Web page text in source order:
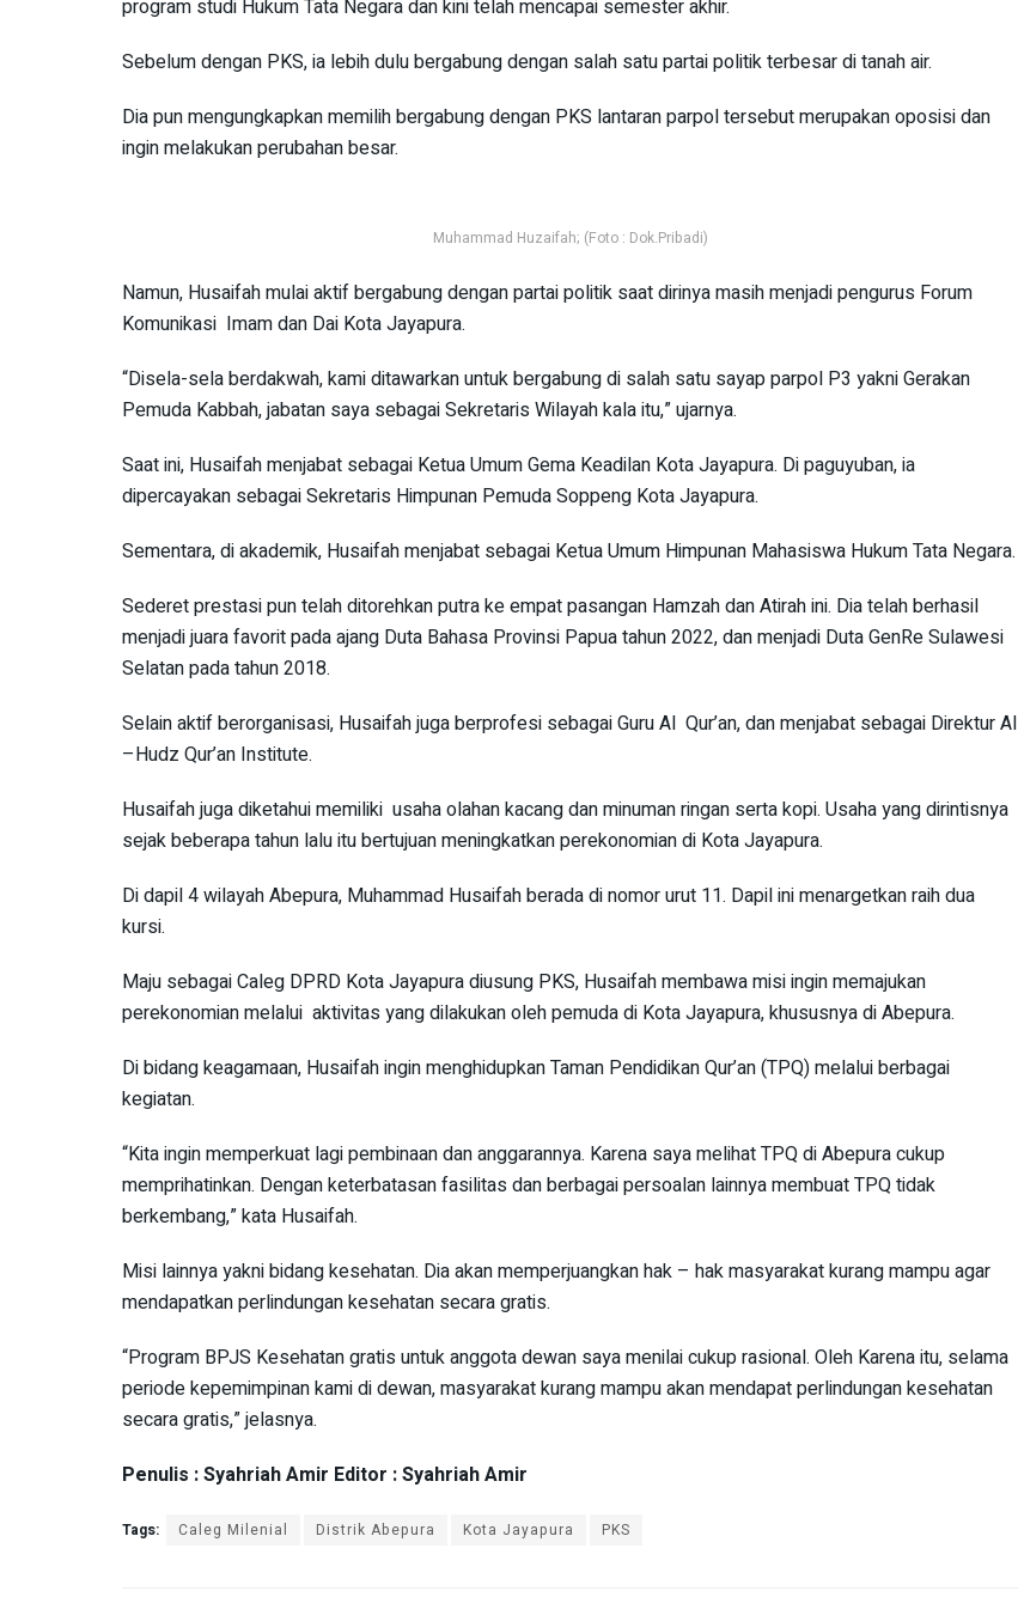
program studi Hukum Tata Negara dan kini telah mencapai semester akhir.
Sebelum dengan PKS, ia lebih dulu bergabung dengan salah satu partai politik terbesar di tanah air.
Dia pun mengungkapkan memilih bergabung dengan PKS lantaran parpol tersebut merupakan oposisi dan
ingin melakukan perubahan besar.
Muhammad Huzaifah; (Foto : Dok.Pribadi)
Namun, Husaifah mulai aktif bergabung dengan partai politik saat dirinya masih menjadi pengurus Forum
Komunikasi Imam dan Dai Kota Jayapura.
“Disela-sela berdakwah, kami ditawarkan untuk bergabung di salah satu sayap parpol P3 yakni Gerakan
Pemuda Kabbah, jabatan saya sebagai Sekretaris Wilayah kala itu,” ujarnya.
Saat ini, Husaifah menjabat sebagai Ketua Umum Gema Keadilan Kota Jayapura. Di paguyuban, ia
dipercayakan sebagai Sekretaris Himpunan Pemuda Soppeng Kota Jayapura.
Sementara, di akademik, Husaifah menjabat sebagai Ketua Umum Himpunan Mahasiswa Hukum Tata Negara.
Sederet prestasi pun telah ditorehkan putra ke empat pasangan Hamzah dan Atirah ini. Dia telah berhasil
menjadi juara favorit pada ajang Duta Bahasa Provinsi Papua tahun 2022, dan menjadi Duta GenRe Sulawesi
Selatan pada tahun 2018.
Selain aktif berorganisasi, Husaifah juga berprofesi sebagai Guru Al Qur’an, dan menjabat sebagai Direktur Al
–Hudz Qur’an Institute.
Husaifah juga diketahui memiliki usaha olahan kacang dan minuman ringan serta kopi. Usaha yang dirintisnya
sejak beberapa tahun lalu itu bertujuan meningkatkan perekonomian di Kota Jayapura.
Di dapil 4 wilayah Abepura, Muhammad Husaifah berada di nomor urut 11. Dapil ini menargetkan raih dua
kursi.
Maju sebagai Caleg DPRD Kota Jayapura diusung PKS, Husaifah membawa misi ingin memajukan
perekonomian melalui aktivitas yang dilakukan oleh pemuda di Kota Jayapura, khususnya di Abepura.
Di bidang keagamaan, Husaifah ingin menghidupkan Taman Pendidikan Qur’an (TPQ) melalui berbagai
kegiatan.
“Kita ingin memperkuat lagi pembinaan dan anggarannya. Karena saya melihat TPQ di Abepura cukup
memprihatinkan. Dengan keterbatasan fasilitas dan berbagai persoalan lainnya membuat TPQ tidak
berkembang,” kata Husaifah.
Misi lainnya yakni bidang kesehatan. Dia akan memperjuangkan hak – hak masyarakat kurang mampu agar
mendapatkan perlindungan kesehatan secara gratis.
“Program BPJS Kesehatan gratis untuk anggota dewan saya menilai cukup rasional. Oleh Karena itu, selama
periode kepemimpinan kami di dewan, masyarakat kurang mampu akan mendapat perlindungan kesehatan
secara gratis,” jelasnya.
Penulis : Syahriah Amir Editor : Syahriah Amir
Tags: Caleg Milenial Distrik Abepura Kota Jayapura PKS